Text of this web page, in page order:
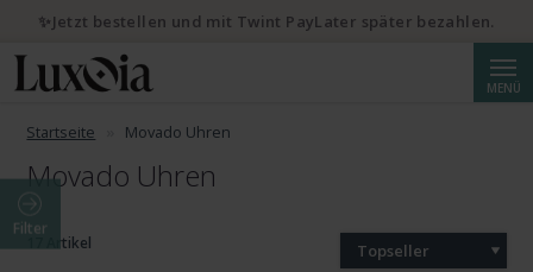
MENÜ
Startseite Movado Uhren
Movado Uhren
Filter
17 Artikel Topseller
✨Jetzt bestellen und mit Twint PayLater später bezahlen.